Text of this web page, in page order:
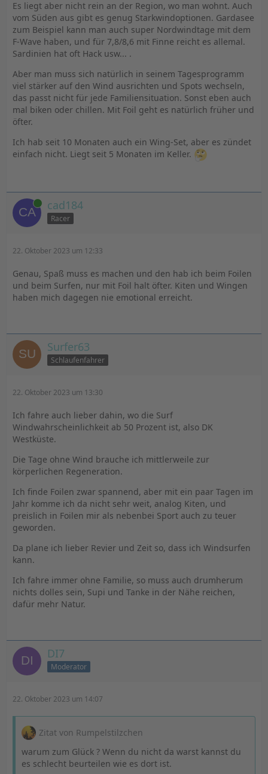
Es liegt aber nicht rein an der Region, wo man wohnt. Auch
vom Süden aus gibt es genug Starkwindoptionen. Gardasee
zum Beispiel kann man auch super Nordwindtage mit dem
F-Wave haben, und für 7,8/8,6 mit Finne reicht es allemal.
Sardinien hat oft Hack usw... .
Aber man muss sich natürlich in seinem Tagesprogramm
viel stärker auf den Wind ausrichten und Spots wechseln,
das passt nicht für jede Familiensituation. Sonst eben auch
mal biken oder chillen. Mit Foil geht es natürlich früher und
öfter.
Ich hab seit 10 Monaten auch ein Wing-Set, aber es zündet
einfach nicht. Liegt seit 5 Monaten im Keller.
Online cad184
Racer
22. Oktober 2023 um 12:33
Genau, Spaß muss es machen und den hab ich beim Foilen
und beim Surfen, nur mit Foil halt öfter. Kiten und Wingen
haben mich dagegen nie emotional erreicht.
Surfer63
Schlaufenfahrer
22. Oktober 2023 um 13:30
Ich fahre auch lieber dahin, wo die Surf
Windwahrscheinlichkeit ab 50 Prozent ist, also DK
Westküste.
Die Tage ohne Wind brauche ich mittlerweile zur
körperlichen Regeneration.
Ich finde Foilen zwar spannend, aber mit ein paar Tagen im
Jahr komme ich da nicht sehr weit, analog Kiten, und
preislich in Foilen mir als nebenbei Sport auch zu teuer
geworden.
Da plane ich lieber Revier und Zeit so, dass ich Windsurfen
kann.
Ich fahre immer ohne Familie, so muss auch drumherum
nichts dolles sein, Supi und Tanke in der Nähe reichen,
dafür mehr Natur.
DI7
Moderator
22. Oktober 2023 um 14:07
Zitat von Rumpelstilzchen
warum zum Glück ? Wenn du nicht da warst kannst du
es schlecht beurteilen wie es dort ist.